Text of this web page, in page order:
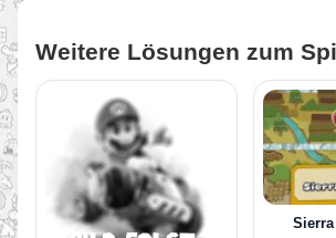
Weitere Lösungen zum